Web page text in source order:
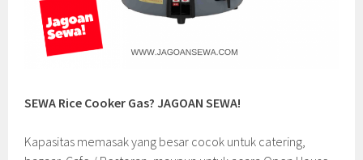
SEWA Rice Cooker Gas? JAGOAN SEWA!
Kapasitas memasak yang besar cocok untuk catering,